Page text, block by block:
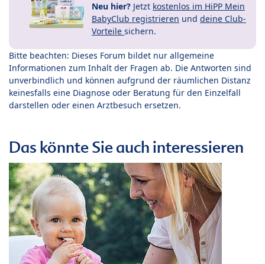
Neu hier? Jetzt kostenlos im HiPP Mein
BabyClub registrieren und deine Club-
Vorteile sichern.
Bitte beachten: Dieses Forum bildet nur allgemeine
Informationen zum Inhalt der Fragen ab. Die Antworten sind
unverbindlich und können aufgrund der räumlichen Distanz
keinesfalls eine Diagnose oder Beratung für den Einzelfall
darstellen oder einen Arztbesuch ersetzen.
Das könnte Sie auch interessieren